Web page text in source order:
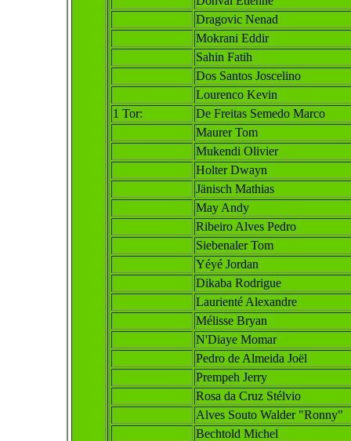
Dragovic Nenad
Mokrani Eddir
Sahin Fatih
Dos Santos Joscelino
Lourenco Kevin
1 Tor:
De Freitas Semedo Marco
Maurer Tom
Mukendi Olivier
Holter Dwayn
Jänisch Mathias
May Andy
Ribeiro Alves Pedro
Siebenaler Tom
Yéyé Jordan
Dikaba Rodrigue
Laurienté Alexandre
Mélisse Bryan
N'Diaye Momar
Pedro de Almeida Joël
Prempeh Jerry
Rosa da Cruz Stélvio
Alves Souto Walder "Ronny"
Bechtold Michel